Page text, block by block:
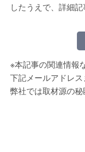
したうえで、詳細
※本記事の関連情報
下記メールアドレス
弊社では取材源の秘